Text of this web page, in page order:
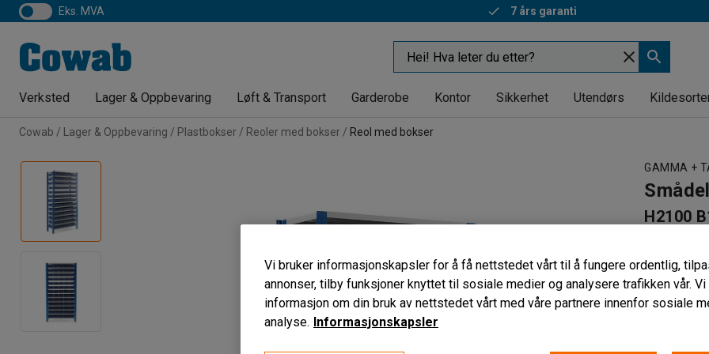
eks. MVA 7 års garanti
Verksted Lager & Oppbevaring Løft & Transport Garderobe Kontor Sikkerhet Utendørs
Cowab Lager & Oppbevaring Plastbokser Reoler med bokser Reol med bokser
GAMMA +
H2100
Flyttbare
65 stk
Vi bruker informasjonskapsler for å få nettstedet vårt til å fungere ordentlig,
annonser, tilby funksjoner knyttet til sosiale medier og analysere trafikken vår.
informasjon om din bruk av nettstedet vårt med våre partnere innenfor sosiale
analyse. Informasjonskapsler